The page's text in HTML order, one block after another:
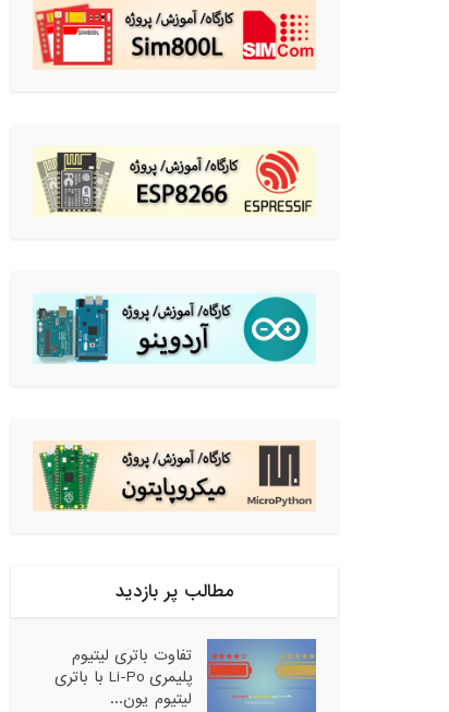
مطالب پر بازدید
تفاوت باتری لیتیوم
پلیمری Li-Po با باتری
لیتیوم یون...